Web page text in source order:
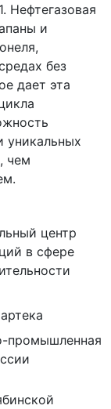
Нефтегазовая
и
без
дает эта
уникальных
чем